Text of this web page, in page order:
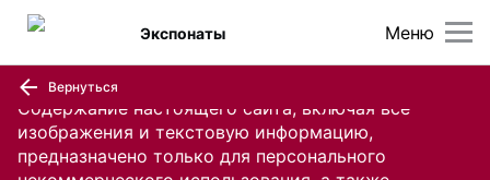
Содержание настоящего сайта, включая все
изображения и текстовую информацию,
предназначено только для персонального
Меню
Экспонаты
Вернуться